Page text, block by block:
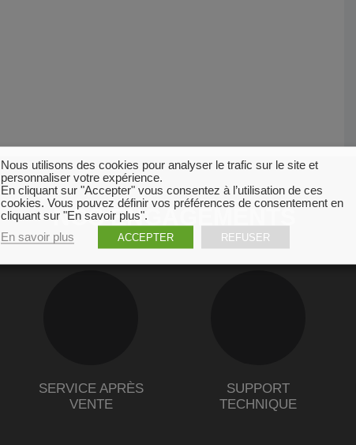
NOS ENGAGEMENTS
SERVICE APRÈS
VENTE
SUPPORT
TECHNIQUE
Nous utilisons des cookies pour analyser le trafic sur le site et
personnaliser votre expérience.
En cliquant sur "Accepter" vous consentez à l’utilisation de ces
cookies. Vous pouvez définir vos préférences de consentement en
cliquant sur "En savoir plus".
En savoir plus
ACCEPTER REFUSER